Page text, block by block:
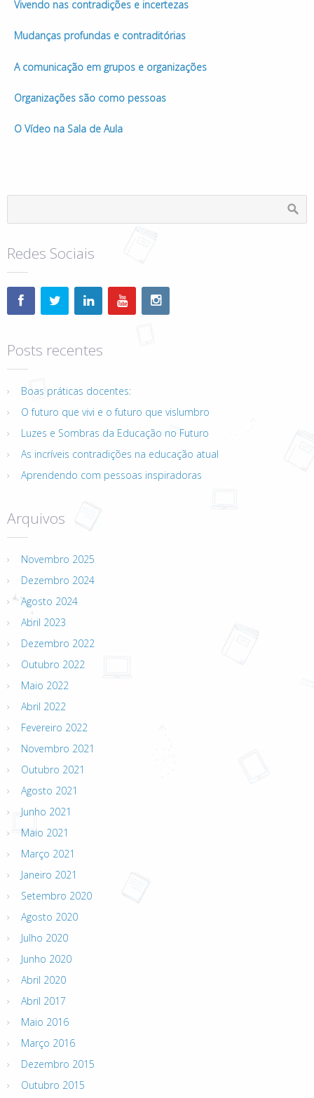
Vivendo nas contradições e incertezas
Mudanças profundas e contraditórias
A comunicação em grupos e organizações
Organizações são como pessoas
O Vídeo na Sala de Aula
Redes Sociais
Posts recentes
Boas práticas docentes:
O futuro que vivi e o futuro que vislumbro
Luzes e Sombras da Educação no Futuro
As incríveis contradições na educação atual
Aprendendo com pessoas inspiradoras
Arquivos
Novembro 2025
Dezembro 2024
Agosto 2024
Abril 2023
Dezembro 2022
Outubro 2022
Maio 2022
Abril 2022
Fevereiro 2022
Novembro 2021
Outubro 2021
Agosto 2021
Junho 2021
Maio 2021
Março 2021
Janeiro 2021
Setembro 2020
Agosto 2020
Julho 2020
Junho 2020
Abril 2020
Abril 2017
Maio 2016
Março 2016
Dezembro 2015
Outubro 2015